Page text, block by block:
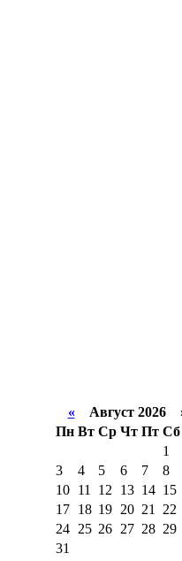
«Август 2026
Пн Вт Ср Чт Пт Сб
1
3
4 5 6 7 8
10
11 12 13 14 15
17
18 19 20 21 22
24 25 26 27 28 29
31